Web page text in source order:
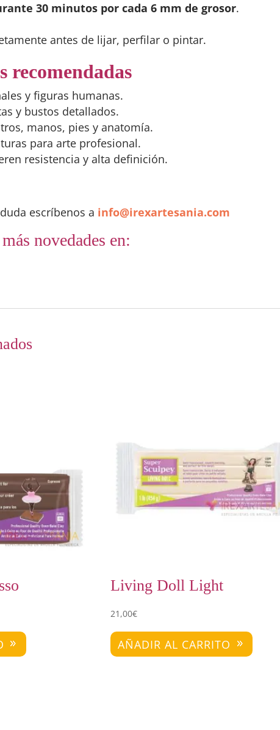
30 minutos por cada 6 mm de grosor.
antes de lijar, perfilar o pintar.
recomendadas
y figuras humanas.
y bustos detallados.
manos, pies y anatomía.
para arte profesional.
resistencia y alta definición.
escríbenos a info@irexartesania.com
novedades en:
Living Doll Light
21,00€
AÑADIR AL CARRITO